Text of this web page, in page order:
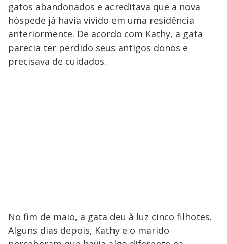
gatos abandonados e acreditava que a nova
hóspede já havia vivido em uma residência
anteriormente. De acordo com Kathy, a gata
parecia ter perdido seus antigos donos e
precisava de cuidados.
No fim de maio, a gata deu à luz cinco filhotes.
Alguns dias depois, Kathy e o marido